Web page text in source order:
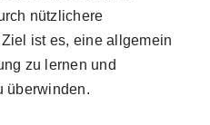
nützlichere
ist es, eine allgemein
zu lernen und
überwinden.